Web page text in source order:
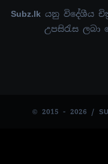
Subz.lk යනු විදේශීය
උපසිරැස ලබා
© 2015 - 2026 /